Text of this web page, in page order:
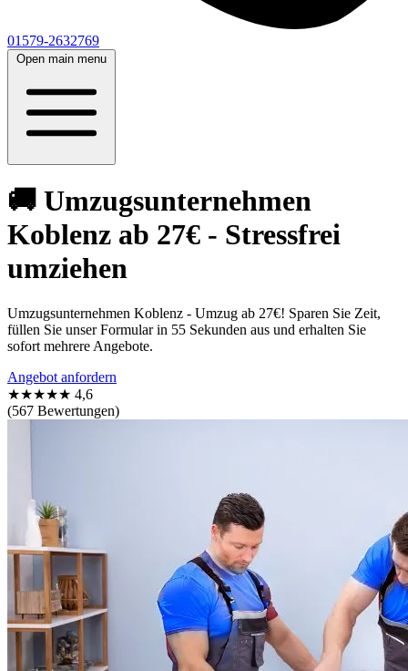
01579-2632769
Open main menu
🚚 Umzugsunternehmen
Koblenz ab 27€ - Stressfrei
umziehen
Umzugsunternehmen Koblenz - Umzug ab 27€! Sparen Sie Zeit,
füllen Sie unser Formular in 55 Sekunden aus und erhalten Sie
sofort mehrere Angebote.
Angebot anfordern
★★★★★ 4,6
(567 Bewertungen)